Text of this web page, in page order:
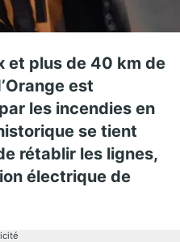
et plus de 40 km de
est
les incendies en
se tient
rétablir les lignes,
électrique de